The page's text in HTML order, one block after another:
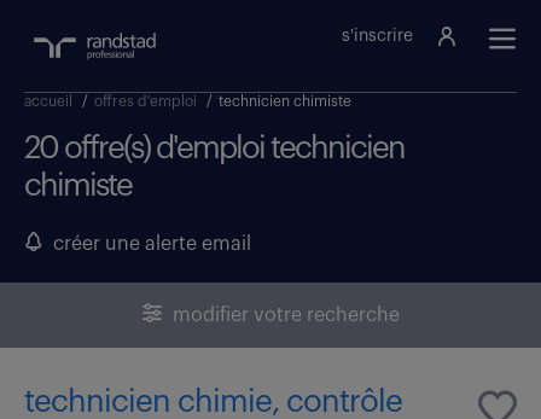
s'inscrire
accueil / offres d'emploi / technicien chimiste
20 offre(s) d'emploi technicien
chimiste
créer une alerte email
modifier votre recherche
technicien chimie, contrôle